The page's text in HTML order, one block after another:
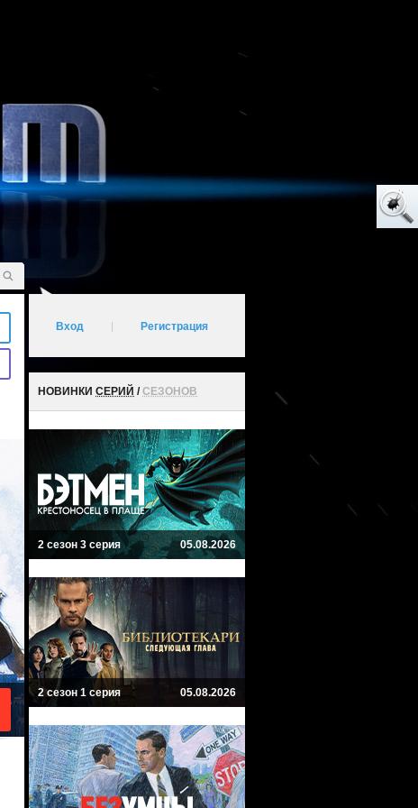
Вход Регистрация
НОВИНКИ СЕРИЙ /СЕЗОНОВ
2 сезон 3 серия 05.08.2026
2 сезон 1 серия 05.08.2026